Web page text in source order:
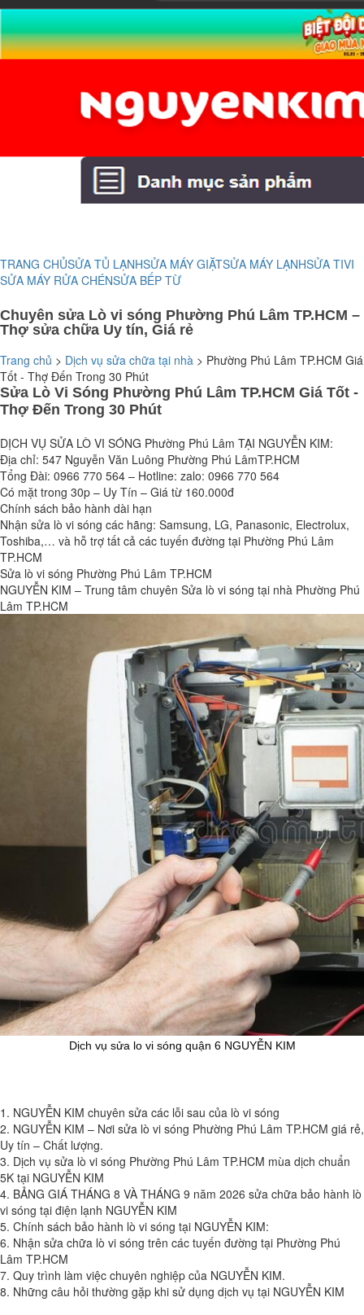
TRANG CHỦSỬA TỦ LẠNHSỬA MÁY GIẶTSỬA MÁY LẠNHSỬA TIVI
SỬA MÁY RỬA CHÉNSỬA BẾP TỪ
Chuyên sửa Lò vi sóng Phường Phú Lâm TP.HCM –
Thợ sửa chữa Uy tín, Giá rẻ
Trang chủ > Dịch vụ sửa chữa tại nhà > Phường Phú Lâm TP.HCM Giá
Tốt - Thợ Đến Trong 30 Phút
Sửa Lò Vi Sóng Phường Phú Lâm TP.HCM Giá Tốt -
Thợ Đến Trong 30 Phút
DỊCH VỤ SỬA LÒ VI SÓNG Phường Phú Lâm TẠI NGUYỄN KIM:
Địa chỉ: 547 Nguyễn Văn Luông Phường Phú LâmTP.HCM
Tổng Đài: 0966 770 564 – Hotline: zalo: 0966 770 564
Có mặt trong 30p – Uy Tín – Giá từ 160.000đ
Chính sách bảo hành dài hạn
Nhận sửa lò vi sóng các hãng: Samsung, LG, Panasonic, Electrolux,
Toshiba,… và hỗ trợ tất cả các tuyến đường tại Phường Phú Lâm
TP.HCM
Sửa lò vi sóng Phường Phú Lâm TP.HCM
NGUYỄN KIM – Trung tâm chuyên Sửa lò vi sóng tại nhà Phường Phú
Lâm TP.HCM
Dịch vụ sửa lo vi sóng quận 6 NGUYỄN KIM
1. NGUYỄN KIM chuyên sửa các lỗi sau của lò vi sóng
2. NGUYỄN KIM – Nơi sửa lò vi sóng Phường Phú Lâm TP.HCM giá rẻ,
Uy tín – Chất lượng.
3. Dịch vụ sửa lò vi sóng Phường Phú Lâm TP.HCM mùa dịch chuẩn
5K tại NGUYỄN KIM
4. BẢNG GIÁ THÁNG 8 VÀ THÁNG 9 năm 2026 sửa chữa bảo hành lò
vi sóng tại điện lạnh NGUYỄN KIM
5. Chính sách bảo hành lò vi sóng tại NGUYỄN KIM:
6. Nhận sửa chữa lò vi sóng trên các tuyến đường tại Phường Phú
Lâm TP.HCM
7. Quy trình làm việc chuyên nghiệp của NGUYỄN KIM.
8. Những câu hỏi thường gặp khi sử dụng dịch vụ tại NGUYỄN KIM